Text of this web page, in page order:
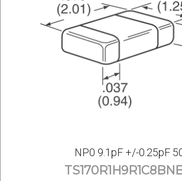
NP0 9.1pF +/-0.25pF